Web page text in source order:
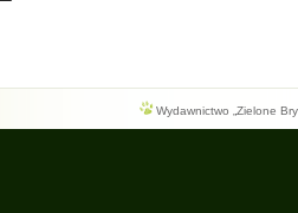
Wydawnictwo „Zielone